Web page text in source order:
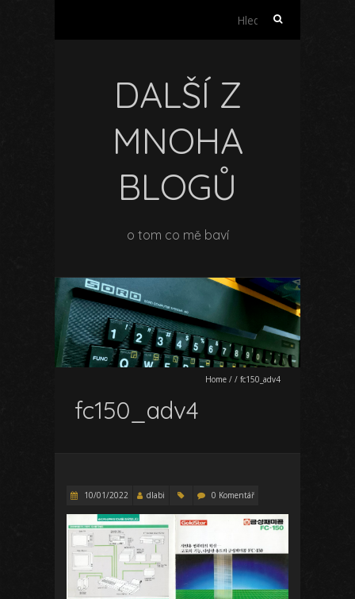
Vyhledávání
DALŠÍ Z
MNOHA
BLOGŮ
o tom co mě baví
Home / / fc150_adv4
fc150_adv4
10/01/2022 dlabi 0 Komentář